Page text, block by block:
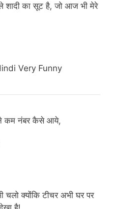
शादी का सूट है, जो आज भी मेरे
Very Funny
कम नंबर कैसे आये,
चलो क्योंकि टीचर अभी घर पर